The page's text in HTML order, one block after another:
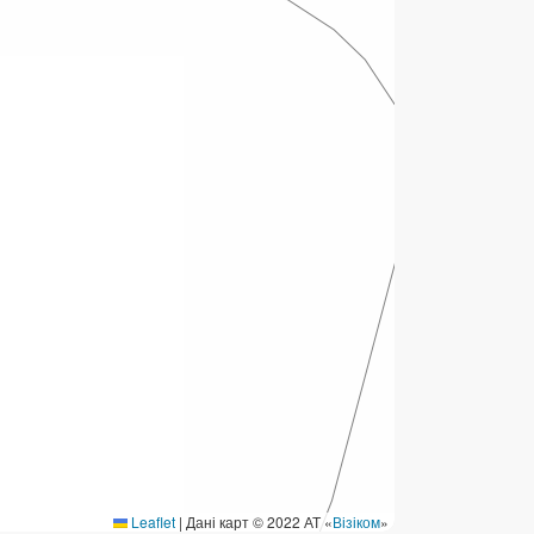
Leaflet | Дані карт © 2022 АТ «Візіком»